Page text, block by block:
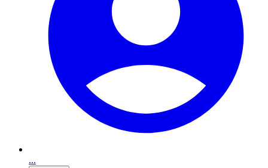
...